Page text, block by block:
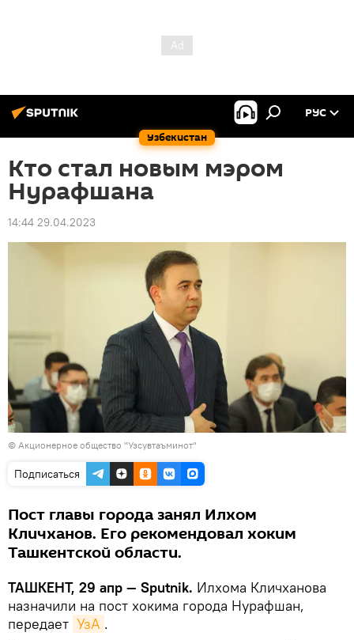
Узбекистан
РУС
Кто стал новым мэром
Нурафшана
14:44 29.04.2023
© Акционерное общество "Узсувтаъминот"
Подписаться
Пост главы города занял Илхом
Кличханов. Его рекомендовал хоким
Ташкентской области.
ТАШКЕНТ, 29 апр — Sputnik. Илхома Кличханова
назначили на пост хокима города Нурафшан,
передает УзА .